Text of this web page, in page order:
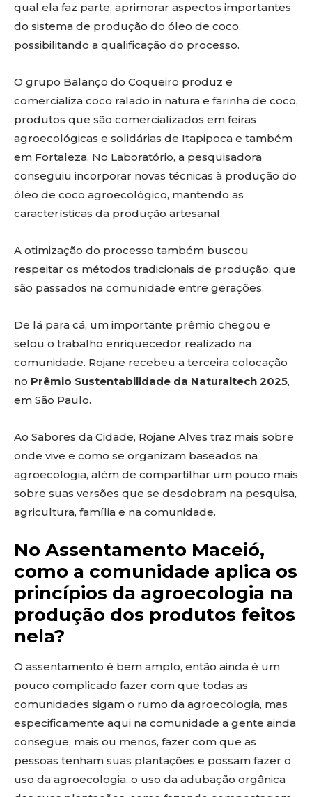
qual ela faz parte, aprimorar aspectos importantes
do sistema de produção do óleo de coco,
possibilitando a qualificação do processo.
O grupo Balanço do Coqueiro produz e
comercializa coco ralado in natura e farinha de coco,
produtos que são comercializados em feiras
agroecológicas e solidárias de Itapipoca e também
em Fortaleza. No Laboratório, a pesquisadora
conseguiu incorporar novas técnicas à produção do
óleo de coco agroecológico, mantendo as
características da produção artesanal.
A otimização do processo também buscou
respeitar os métodos tradicionais de produção, que
são passados na comunidade entre gerações.
De lá para cá, um importante prêmio chegou e
selou o trabalho enriquecedor realizado na
comunidade. Rojane recebeu a terceira colocação
no Prêmio Sustentabilidade da Naturaltech 2025,
em São Paulo.
Ao Sabores da Cidade, Rojane Alves traz mais sobre
onde vive e como se organizam baseados na
agroecologia, além de compartilhar um pouco mais
sobre suas versões que se desdobram na pesquisa,
agricultura, família e na comunidade.
No Assentamento Maceió,
como a comunidade aplica os
princípios da agroecologia na
produção dos produtos feitos
nela?
O assentamento é bem amplo, então ainda é um
pouco complicado fazer com que todas as
comunidades sigam o rumo da agroecologia, mas
especificamente aqui na comunidade a gente ainda
consegue, mais ou menos, fazer com que as
pessoas tenham suas plantações e possam fazer o
uso da agroecologia, o uso da adubação orgânica